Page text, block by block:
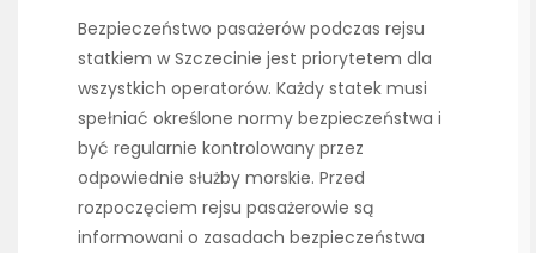
Bezpieczeństwo pasażerów podczas rejsu
statkiem w Szczecinie jest priorytetem dla
wszystkich operatorów. Każdy statek musi
spełniać określone normy bezpieczeństwa i
być regularnie kontrolowany przez
odpowiednie służby morskie. Przed
rozpoczęciem rejsu pasażerowie są
informowani o zasadach bezpieczeństwa